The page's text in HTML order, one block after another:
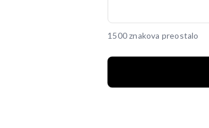
1500 znakova preostalo